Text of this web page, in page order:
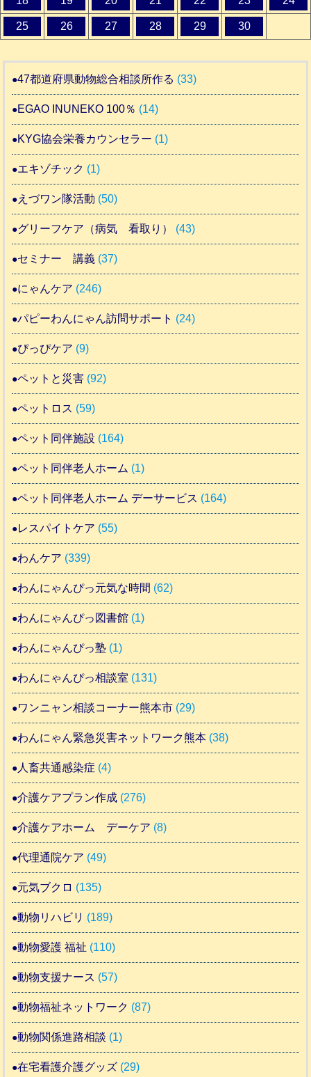
25 26 27 28 29 30
47都道府県動物総合相談所作る (33)
EGAO INUNEKO 100％ (14)
KYG協会栄養カウンセラー (1)
エキゾチック (1)
えづワン隊活動 (50)
グリーフケア（病気 看取り） (43)
セミナー 講義 (37)
にゃんケア (246)
パピーわんにゃん訪問サポート (24)
ぴっぴケア (9)
ペットと災害 (92)
ペットロス (59)
ペット同伴施設 (164)
ペット同伴老人ホーム (1)
ペット同伴老人ホーム デーサービス (164)
レスパイトケア (55)
わんケア (339)
わんにゃんぴっ元気な時間 (62)
わんにゃんぴっ図書館 (1)
わんにゃんぴっ塾 (1)
わんにゃんぴっ相談室 (131)
ワンニャン相談コーナー熊本市 (29)
わんにゃん緊急災害ネットワーク熊本 (38)
人畜共通感染症 (4)
介護ケアプラン作成 (276)
介護ケアホーム デーケア (8)
代理通院ケア (49)
元気ブクロ (135)
動物リハビリ (189)
動物愛護 福祉 (110)
動物支援ナース (57)
動物福祉ネットワーク (87)
動物関係進路相談 (1)
在宅看護介護グッズ (29)